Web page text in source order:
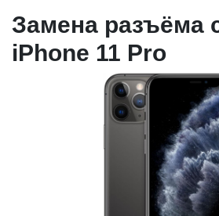
Замена разъёма
iPhone 11 Pro